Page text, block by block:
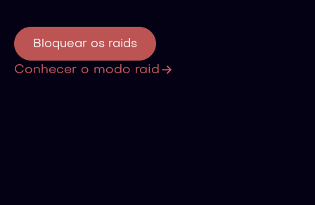
Bloquear os raids
Conhecer o modo raid